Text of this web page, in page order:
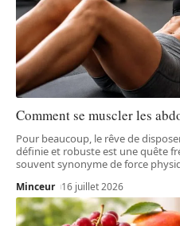
Comment se muscler les
Pour beaucoup, le rêve de
définie et robuste est une quête
souvent synonyme de force
Minceur 16 juillet 2026